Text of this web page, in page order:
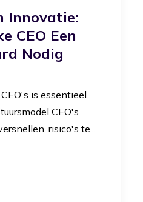
Innovatie:
CEO Een
Nodig
is essentieel.
CEO's
risico's te...